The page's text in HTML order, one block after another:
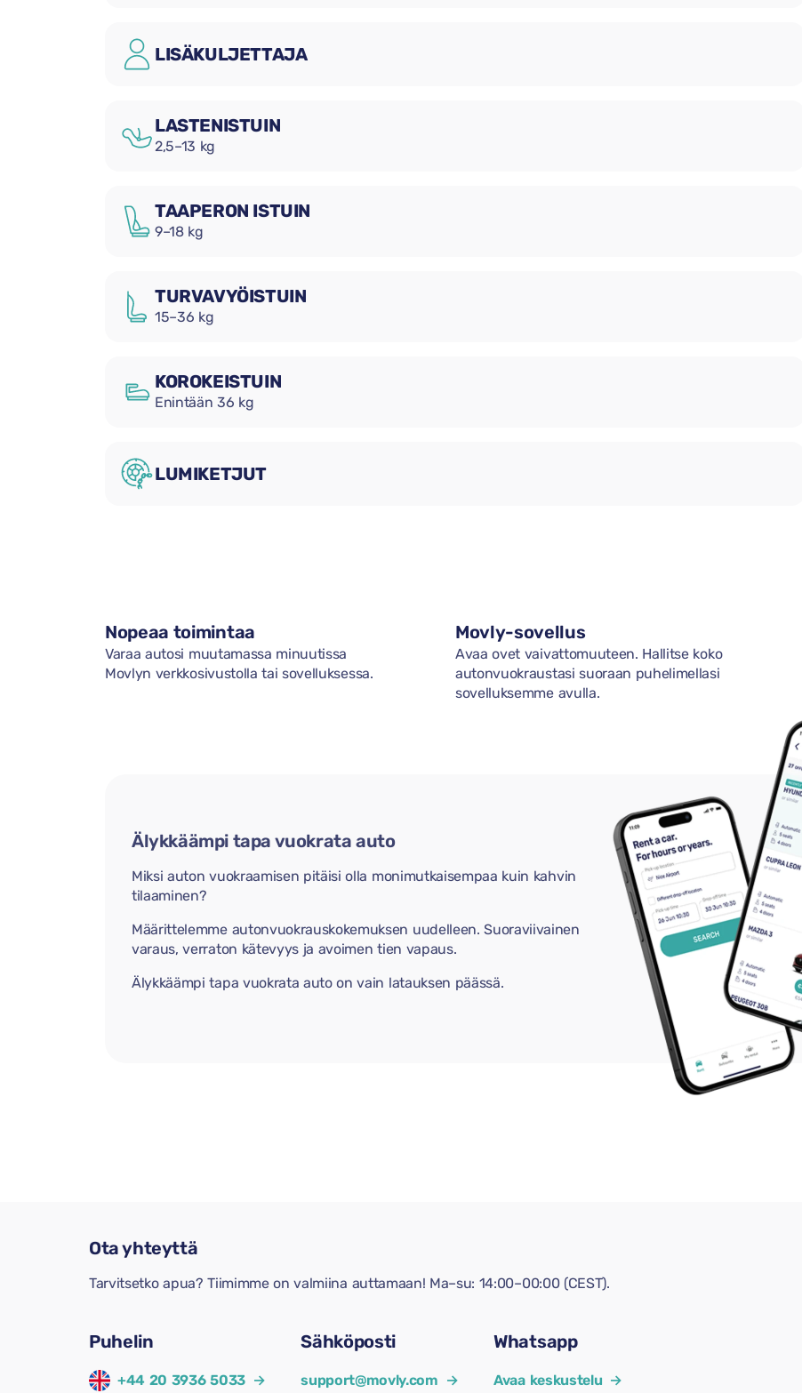
LISÄKULJETTAJA
LASTENISTUIN
2,5–13 kg
TAAPERON ISTUIN
9–18 kg
TURVAVYÖISTUIN
15–36 kg
KOROKEISTUIN
Enintään 36 kg
LUMIKETJUT
Nopeaa toimintaa
Varaa autosi muutamassa minuutissa
Movlyn verkkosivustolla tai sovelluksessa.
Movly-sovellus
Avaa ovet vaivattomuuteen. Hallitse koko
autonvuokraustasi suoraan puhelimellasi
sovelluksemme avulla.
Älykkäämpi tapa vuokrata auto
Miksi auton vuokraamisen pitäisi olla monimutkaisempaa kuin kahvin
tilaaminen?
Määrittelemme autonvuokrauskokemuksen uudelleen. Suoraviivainen
varaus, verraton kätevyys ja avoimen tien vapaus.
Älykkäämpi tapa vuokrata auto on vain latauksen päässä.
Ota yhteyttä
Tarvitsetko apua? Tiimimme on valmiina auttamaan! Ma–su: 14:00–00:00 (CEST).
Puhelin
+44 20 3936 5033 →
Sähköposti
support@movly.com →
Whatsapp
Avaa keskustelu →